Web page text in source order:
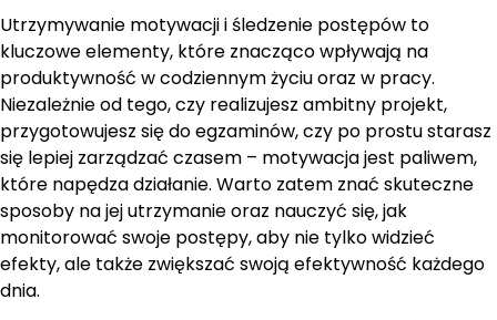
Utrzymywanie motywacji i śledzenie postępów to
kluczowe elementy, które znacząco wpływają na
produktywność w codziennym życiu oraz w pracy.
Niezależnie od tego, czy realizujesz ambitny projekt,
przygotowujesz się do egzaminów, czy po prostu starasz
się lepiej zarządzać czasem – motywacja jest paliwem,
które napędza działanie. Warto zatem znać skuteczne
sposoby na jej utrzymanie oraz nauczyć się, jak
monitorować swoje postępy, aby nie tylko widzieć
efekty, ale także zwiększać swoją efektywność każdego
dnia.